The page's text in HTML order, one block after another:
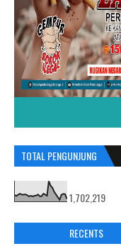
TOTAL PENGUNJUNG
1,702,219
RECENTS